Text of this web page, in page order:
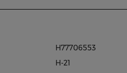
H77706553
H-21